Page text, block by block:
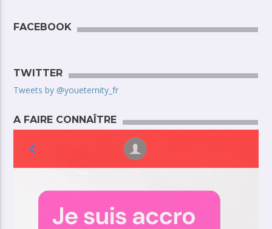
FACEBOOK
TWITTER
Tweets by @youeternity_fr
A FAIRE CONNAÎTRE